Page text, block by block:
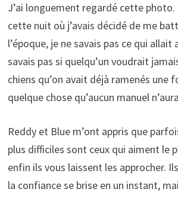
J’ai longuement regardé cette photo.
cette nuit où j’avais décidé de me
l’époque, je ne savais pas ce qui allait
savais pas si quelqu’un voudrait
chiens qu’on avait déjà ramenés une
quelque chose qu’aucun manuel
Reddy et Blue m’ont appris que
plus difficiles sont ceux qui aiment le
enfin ils vous laissent les approcher.
la confiance se brise en un instant,